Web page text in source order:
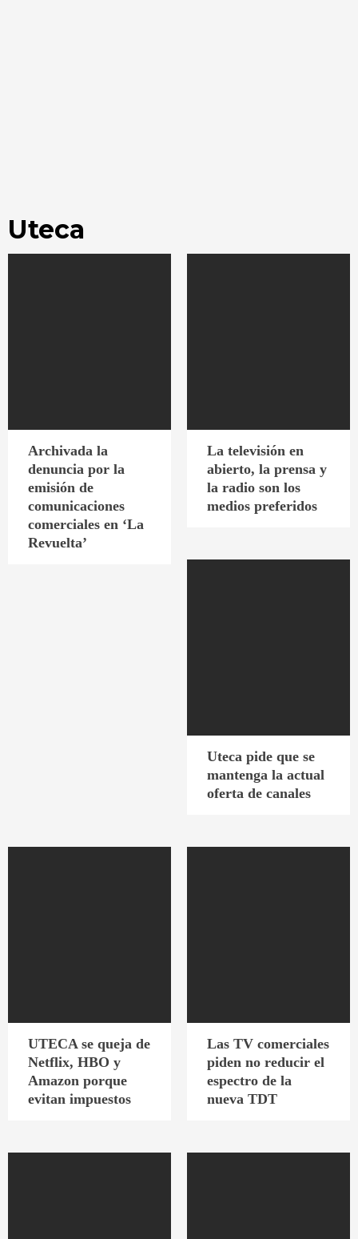
Uteca
Archivada la
denuncia por la
emisión de
comunicaciones
comerciales en ‘La
Revuelta’
La televisión en
abierto, la prensa y
la radio son los
medios preferidos
Uteca pide que se
mantenga la actual
oferta de canales
UTECA se queja de
Netflix, HBO y
Amazon porque
evitan impuestos
Las TV comerciales
piden no reducir el
espectro de la
nueva TDT